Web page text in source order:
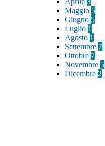
Maggio 5
Giugno 5
Luglio 1
Agosto 1
Settembre 7
Ottobre 7
Novembre 5
Dicembre 2